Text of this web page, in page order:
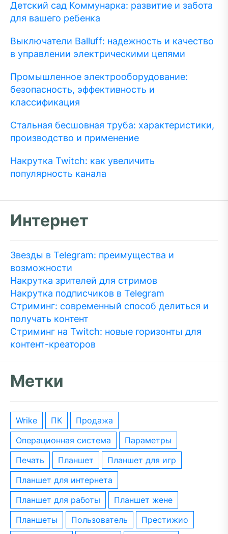
Детский сад Коммунарка: развитие и забота
для вашего ребенка
Выключатели Balluff: надежность и качество
в управлении электрическими цепями
Промышленное электрооборудование:
безопасность, эффективность и
классификация
Стальная бесшовная труба: характеристики,
производство и применение
Накрутка Twitch: как увеличить
популярность канала
Интернет
Звезды в Telegram: преимущества и
возможности
Накрутка зрителей для стримов
Накрутка подписчиков в Telegram
Стриминг: современный способ делиться и
получать контент
Стриминг на Twitch: новые горизонты для
контент-креаторов
Метки
wrike ПК
Продажа
операционная система
параметры
печать
планшет
планшет для игр
планшет для интернета
планшет для работы
планшет жене
планшеты
пользователь
престижио